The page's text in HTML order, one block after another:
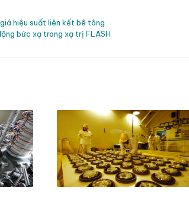
hiệu suất liên kết bê tông
bức xạ trong xạ trị FLASH